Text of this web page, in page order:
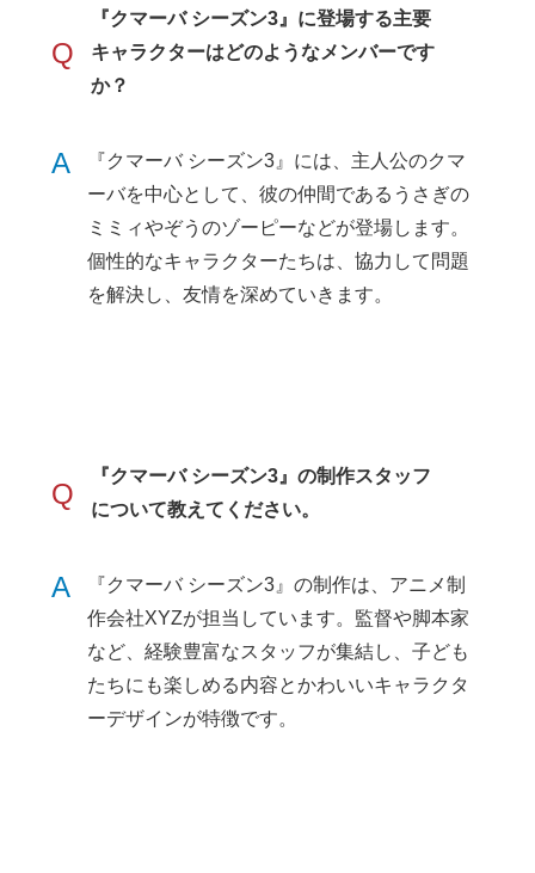
Q
『クマーバ シーズン3』に登場する主要
キャラクターはどのようなメンバーです
か？
A
『クマーバ シーズン3』には、主人公のクマ
ーバを中心として、彼の仲間であるうさぎの
ミミィやぞうのゾーピーなどが登場します。
個性的なキャラクターたちは、協力して問題
を解決し、友情を深めていきます。
Q
『クマーバ シーズン3』の制作スタッフ
について教えてください。
A
『クマーバ シーズン3』の制作は、アニメ制
作会社XYZが担当しています。監督や脚本家
など、経験豊富なスタッフが集結し、子ども
たちにも楽しめる内容とかわいいキャラクタ
ーデザインが特徴です。